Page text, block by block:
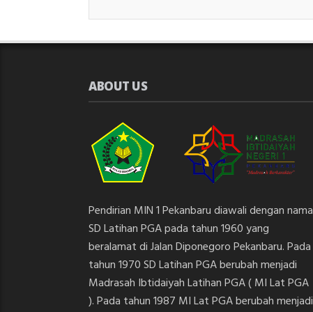
ABOUT US
Pendirian MIN 1 Pekanbaru diawali dengan nama
SD Latihan PGA pada tahun 1960 yang
beralamat di Jalan Diponegoro Pekanbaru. Pada
tahun 1970 SD Latihan PGA berubah menjadi
Madrasah Ibtidaiyah Latihan PGA ( MI Lat PGA
). Pada tahun 1987 MI Lat PGA berubah menjadi